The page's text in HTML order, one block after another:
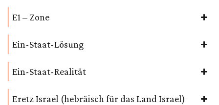
E1 – Zone
Ein-Staat-Lösung
Ein-Staat-Realität
Eretz Israel (hebräisch für das Land Israel)